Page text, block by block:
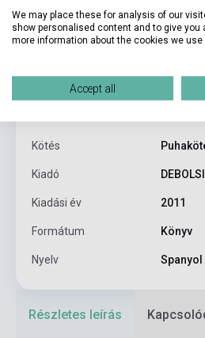
Termékjellemzők
Kötés
Kiadó
Kiadási év 2011
Formátum Könyv
Nyelv Spanyol
Részletes leírás
We may place these for analysis of our
show personalised content and to give you
more information about the cookies we use
Accept all